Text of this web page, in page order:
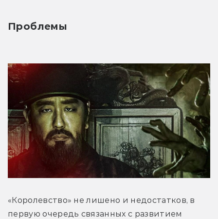
Проблемы
«Королевство» не лишено и недостатков, в
первую очередь связанных с развитием